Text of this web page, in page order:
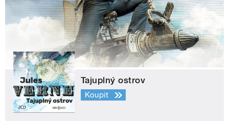
Tajuplný ostrov
Koupit